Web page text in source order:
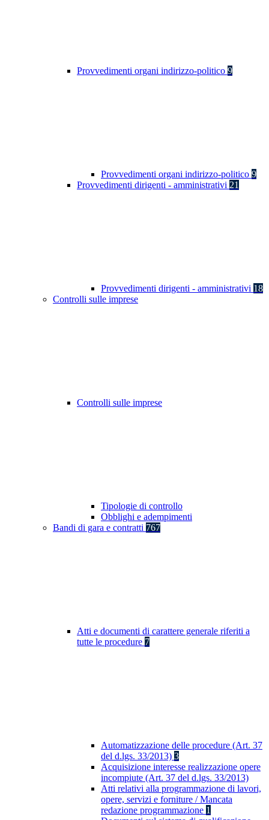
Provvedimenti organi indirizzo-politico 9
Provvedimenti organi indirizzo-politico 9
Provvedimenti dirigenti - amministrativi 21
Provvedimenti dirigenti - amministrativi 18
Controlli sulle imprese
Controlli sulle imprese
Tipologie di controllo
Obblighi e adempimenti
Bandi di gara e contratti 767
Atti e documenti di carattere generale riferiti a
tutte le procedure 7
Automatizzazione delle procedure (Art. 37
del d.lgs. 33/2013) 3
Acquisizione interesse realizzazione opere
incompiute (Art. 37 del d.lgs. 33/2013)
Atti relativi alla programmazione di lavori,
opere, servizi e forniture / Mancata
redazione programmazione 1